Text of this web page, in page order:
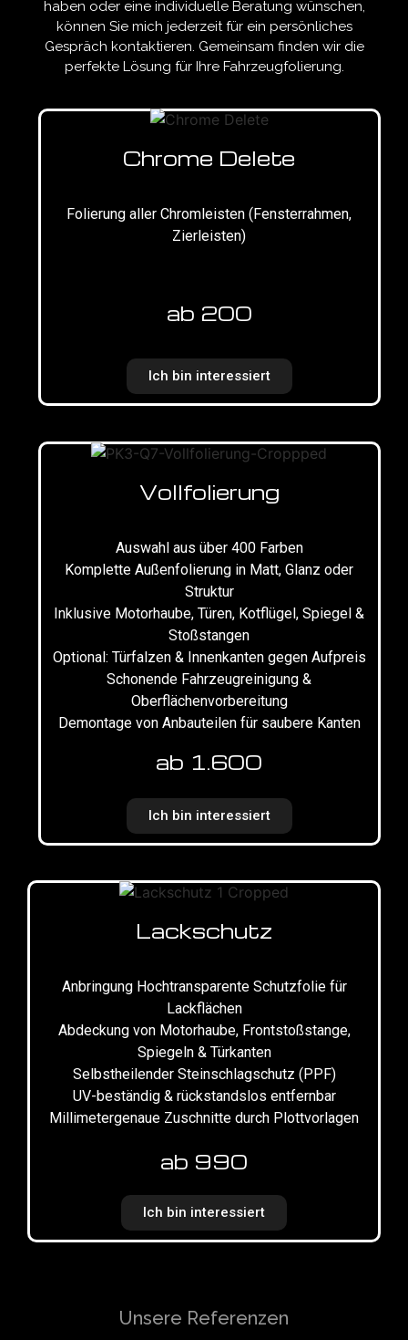
haben oder eine individuelle Beratung wünschen,
können Sie mich jederzeit für ein persönliches
Gespräch kontaktieren. Gemeinsam finden wir die
perfekte Lösung für Ihre Fahrzeugfolierung.
Chrome Delete
Folierung aller Chromleisten (Fensterrahmen,
Zierleisten)
ab 200
Ich bin interessiert
Vollfolierung
Auswahl aus über 400 Farben
Komplette Außenfolierung in Matt, Glanz oder
Struktur
Inklusive Motorhaube, Türen, Kotflügel, Spiegel &
Stoßstangen
Optional: Türfalzen & Innenkanten gegen Aufpreis
Schonende Fahrzeugreinigung &
Oberflächenvorbereitung
Demontage von Anbauteilen für saubere Kanten
ab 1.600
Ich bin interessiert
Lackschutz
Anbringung Hochtransparente Schutzfolie für
Lackflächen
Abdeckung von Motorhaube, Frontstoßstange,
Spiegeln & Türkanten
Selbstheilender Steinschlagschutz (PPF)
UV-beständig & rückstandslos entfernbar
Millimetergenaue Zuschnitte durch Plottvorlagen
ab 990
Ich bin interessiert
Unsere Referenzen